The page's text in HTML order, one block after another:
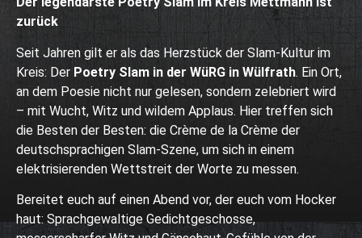
zurück
Seit Jahren gilt er als das Herzstück der Slam-Kultur im
Kreis: Der Poetry Slam in der WüRG in Wülfrath. Ein Ort,
an dem Poesie nicht nur gelesen, sondern zelebriert wird
– mit Wucht, Witz und wildem Applaus. Hier treffen sich
die Besten der Besten: die Crème de la Crème der
deutschsprachigen Slam-Szene, um sich in einem
elektrisierenden Wettstreit der Worte zu messen.
Bereitet euch auf einen Abend vor, der euch vom Hocker
haut: Sprachgewaltige Gedichtgeschosse,